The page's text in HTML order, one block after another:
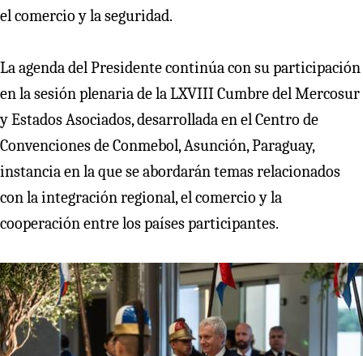
el comercio y la seguridad.
La agenda del Presidente continúa con su participación
en la sesión plenaria de la LXVIII Cumbre del Mercosur
y Estados Asociados, desarrollada en el Centro de
Convenciones de Conmebol, Asunción, Paraguay,
instancia en la que se abordarán temas relacionados
con la integración regional, el comercio y la
cooperación entre los países participantes.